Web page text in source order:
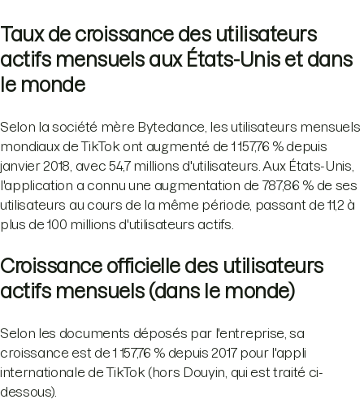
Taux de croissance des utilisateurs
actifs mensuels aux États-Unis et dans
le monde
Selon la société mère Bytedance, les utilisateurs mensuels
mondiaux de TikTok ont augmenté de 1 157,76 % depuis
janvier 2018, avec 54,7 millions d'utilisateurs. Aux États-Unis,
l'application a connu une augmentation de 787,86 % de ses
utilisateurs au cours de la même période, passant de 11,2 à
plus de 100 millions d'utilisateurs actifs.
Croissance officielle des utilisateurs
actifs mensuels (dans le monde)
Selon les documents déposés par l'entreprise, sa
croissance est de 1 157,76 % depuis 2017 pour l'appli
internationale de TikTok (hors Douyin, qui est traité ci-
dessous).